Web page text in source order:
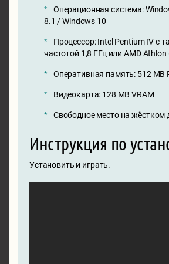
Операционная система:
8.1 / Windows 10
Процессор: Intel Pentium IV с
частотой 1,8 ГГц или AMD
Оперативная память: 512 MB
Видеокарта: 128 MB VRAM
Свободное место на жёстком
Инструкция по
Установить и играть.